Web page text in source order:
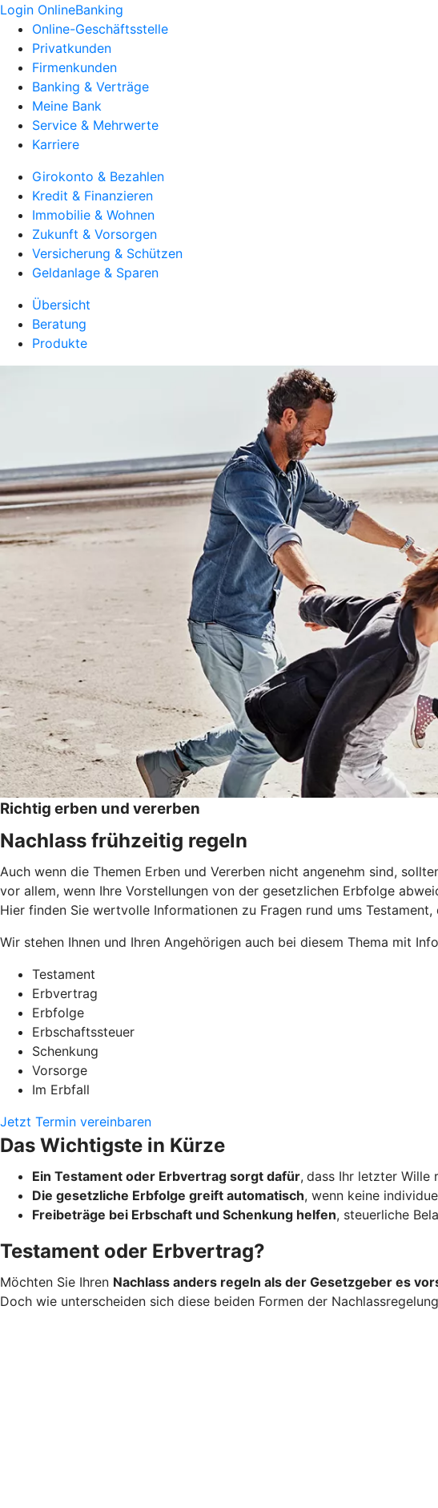
Login OnlineBanking
Online-Geschäftsstelle
Privatkunden
Firmenkunden
Banking & Verträge
Meine Bank
Service & Mehrwerte
Karriere
Girokonto & Bezahlen
Kredit & Finanzieren
Immobilie & Wohnen
Zukunft & Vorsorgen
Versicherung & Schützen
Geldanlage & Sparen
Übersicht
Beratung
Produkte
Richtig erben und vererben
Nachlass frühzeitig regeln
Auch wenn die Themen Erben und Vererben nicht angenehm sind,
vor allem, wenn Ihre Vorstellungen von der gesetzlichen Erbfolge
Hier finden Sie wertvolle Informationen zu Fragen rund ums
Wir stehen Ihnen und Ihren Angehörigen auch bei diesem Thema mit
Testament
Erbvertrag
Erbfolge
Erbschaftssteuer
Schenkung
Vorsorge
Im Erbfall
Jetzt Termin vereinbaren
Das Wichtigste in Kürze
Ein Testament oder Erbvertrag sorgt dafür, dass Ihr letzter Wille
Die gesetzliche Erbfolge greift automatisch, wenn keine
Freibeträge bei Erbschaft und Schenkung helfen, steuerliche
Testament oder Erbvertrag?
Möchten Sie Ihren Nachlass anders regeln als der Gesetzgeber es
Doch wie unterscheiden sich diese beiden Formen der